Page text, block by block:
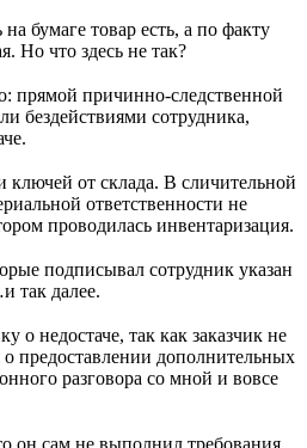
бумаге товар есть, а по факту
Но что здесь не так?
прямой причинно-следственной
бездействиями сотрудника,
ключей от склада. В сличительной
ответственности не
проводилась инвентаризация.
подписывал сотрудник указан
так далее.
о недостаче, так как заказчик не
предоставлении дополнительных
разговора со мной и вовсе
он сам не выполнил требования